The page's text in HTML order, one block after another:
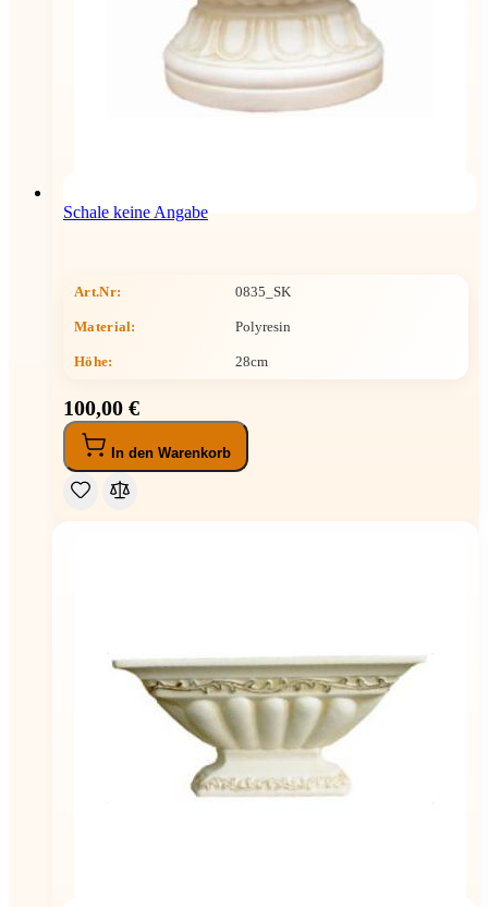
Schale keine Angabe
Art.Nr: 0835_SK
Material: Polyresin
Höhe: 28cm
100,00 €
In den Warenkorb